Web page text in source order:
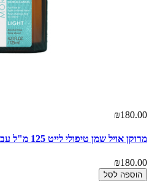
₪180.00
מרוקן אויל שמן טיפולי לייט 125 מ"ל עבור אירוויזיון 2026- דגל ישראל
₪180.00
הוספה לסל